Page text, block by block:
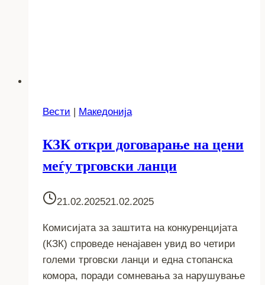
Вести | Македонија
КЗК откри договарање на цени
меѓу трговски ланци
21.02.202521.02.2025
Комисијата за заштита на конкуренцијата
(КЗК) спроведе ненајавен увид во четири
големи трговски ланци и една стопанска
комора, поради сомневања за нарушување